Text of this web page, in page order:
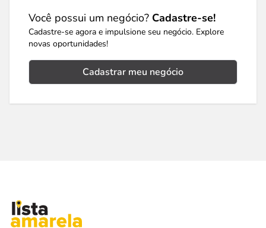
Você possui um negócio? Cadastre-se!
Cadastre-se agora e impulsione seu negócio. Explore
novas oportunidades!
Cadastrar meu negócio